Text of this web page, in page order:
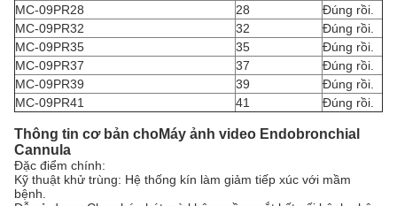
MC-09PR28
28
Đúng rồi.
MC-09PR32
32
Đúng rồi.
MC-09PR35
35
Đúng rồi.
MC-09PR37
37
Đúng rồi.
MC-09PR39
39
Đúng rồi.
MC-09PR41
41 Đúng rồi.
Thông tin cơ bản choMáy ảnh video Endobronchial
Cannula
Đặc điểm chính:
Kỹ thuật khử trùng: Hệ thống kín làm giảm tiếp xúc với mầm
bệnh.